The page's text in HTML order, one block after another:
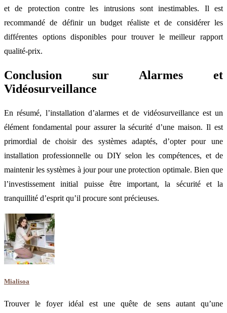
et de protection contre les intrusions sont inestimables. Il est
recommandé de définir un budget réaliste et de considérer les
différentes options disponibles pour trouver le meilleur rapport
qualité-prix.
Conclusion sur Alarmes et
Vidéosurveillance
En résumé, l’installation d’alarmes et de vidéosurveillance est un
élément fondamental pour assurer la sécurité d’une maison. Il est
primordial de choisir des systèmes adaptés, d’opter pour une
installation professionnelle ou DIY selon les compétences, et de
maintenir les systèmes à jour pour une protection optimale. Bien que
l’investissement initial puisse être important, la sécurité et la
tranquillité d’esprit qu’il procure sont précieuses.
Mialisoa
Trouver le foyer idéal est une quête de sens autant qu’une